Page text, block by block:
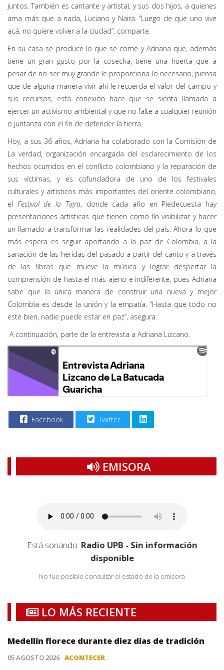
juntos. También es cantante y artista), y sus dos hijos, a quienes
ama más que a nada, Luciano y Naira. “Luego de que uno vive
acá, no quiere volver a la ciudad”, comparte.
En su casa se produce lo que se come y Adriana que, además
tiene un gran gusto por la cosecha, tiene una huerta que a
pesar de no ser muy grande le proporciona lo necesario, piensa
que de alguna manera vivir ahí le recuerda el valor del campo y
sus recursos, esta conexión hace que se sienta llamada a
ejercer un activismo ambiental y que no falte a cualquier reunión
o juntanza con el fin de defender la tierra.
Hoy, a sus 36 años, Adriana ha colaborado con la Comisión de
La verdad, organización encargada del esclarecimiento de los
hechos ocurridos en el conflicto colombiano y la reparación de
sus víctimas, y es cofundadora de uno de los festivales
culturales y artísticos más importantes del oriente colombiano,
el Festival de la Tigra, donde cada año en Piedecuesta hay
presentaciones artísticas que tienen como fin visibilizar y hacer
un llamado a transformar las realidades del país. Ahora lo que
más espera es seguir aportando a la paz de Colombia, a la
sanación de las heridas del pasado a partir del canto y a través
de las fibras que mueve la música y lograr despertar la
comprensión de hasta el más ajeno e indiferente, pues Adriana
sabe que la única manera de construir una nueva y mejor
Colombia es desde la unión y la empatía. “Hasta que todo no
esté bien, nadie puede estar en paz”, asegura.
A continuación, parte de la entrevista a Adriana Lizcano.
Facebook Twitter
EMISORA
Está sonando: Radio UPB - Sin información
disponible
No fue posible consultar el estado de la emisora
LO MÁS RECIENTE
Medellín florece durante diez días de tradición
05 AGOSTO 2026 ACONTECER